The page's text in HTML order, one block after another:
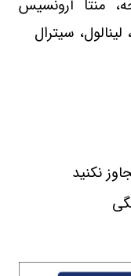
منتا آرونسیس
سیترال